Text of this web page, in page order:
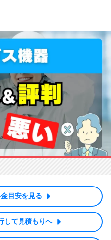
目安を見る
して見積もりへ